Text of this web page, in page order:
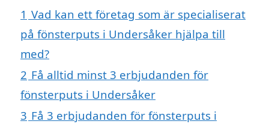
1 Vad kan ett företag som är specialiserat
på fönsterputs i Undersåker hjälpa till
med?
2 Få alltid minst 3 erbjudanden för
fönsterputs i Undersåker
3 Få 3 erbjudanden för fönsterputs i